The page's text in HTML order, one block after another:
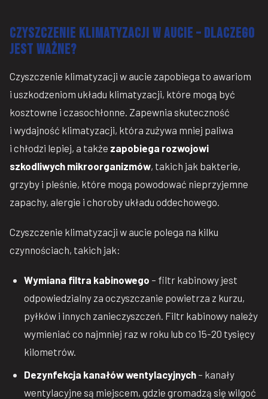
Czyszczenie klimatyzacji w aucie – dlaczego
jest ważne?
Czyszczenie klimatyzacji w aucie zapobiega to awariom
i uszkodzeniom układu klimatyzacji, które mogą być
kosztowne i czasochłonne. Zapewnia skuteczność
i wydajność klimatyzacji, która zużywa mniej paliwa
i chłodzi lepiej, a także zapobiega rozwojowi
szkodliwych mikroorganizmów, takich jak bakterie,
grzyby i pleśnie, które mogą powodować nieprzyjemne
zapachy, alergie i choroby układu oddechowego.
Czyszczenie klimatyzacji w aucie polega na kilku
czynnościach, takich jak:
Wymiana filtra kabinowego – filtr kabinowy jest
odpowiedzialny za oczyszczanie powietrza z kurzu,
pyłków i innych zanieczyszczeń. Filtr kabinowy należy
wymieniać co najmniej raz w roku lub co 15-20 tysięcy
kilometrów.
Dezynfekcja kanałów wentylacyjnych – kanały
wentylacyjne są miejscem, gdzie gromadzą się wilgoć